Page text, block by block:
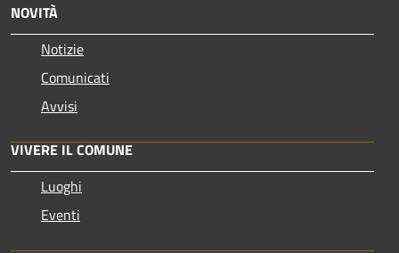
NOVITÀ
Notizie
Comunicati
Avvisi
VIVERE IL COMUNE
Luoghi
Eventi